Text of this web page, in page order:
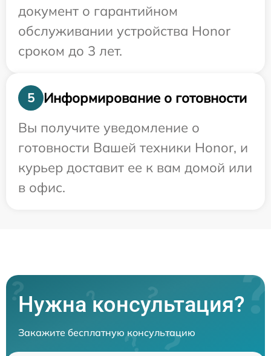
документ о гарантийном
обслуживании устройства Honor
сроком до 3 лет.
5
Информирование о готовности
Вы получите уведомление о
готовности Вашей техники Honor, и
курьер доставит ее к вам домой или
в офис.
Нужна консультация?
Закажите бесплатную консультацию